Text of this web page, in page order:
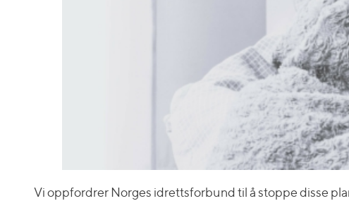
Vi oppfordrer Norges idrettsforbund til å stoppe disse